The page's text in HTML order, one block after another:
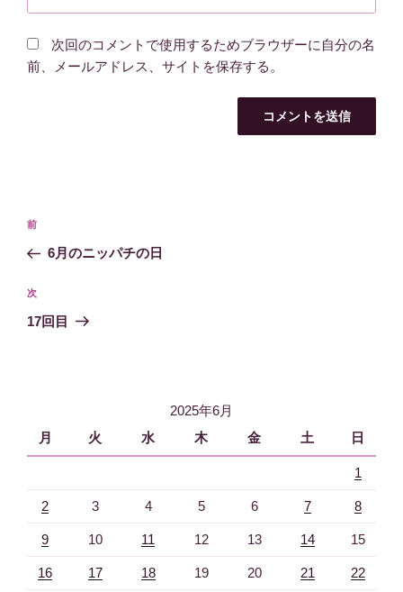
次回のコメントで使用するためブラウザーに自分の名
前、メールアドレス、サイトを保存する。
投
ナ
ビ
ゲ
過
去
投
前
6月のニッパチの日
次
の
次
17回目
2025年6月
月
火 水 木 金 土 日
1
2 3 4 5 6 7 8
9 10 11 12 13 14 15
16 17 18 19 20 21 22